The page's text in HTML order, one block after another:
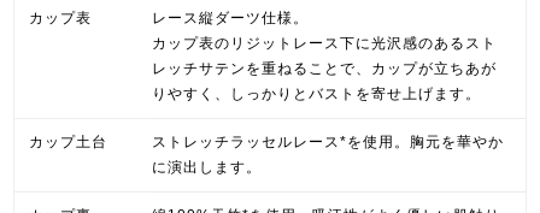
カップ表
レース縦ダーツ仕様。
カップ表のリジットレース下に光沢感のあるスト
レッチサテンを重ねることで、カップが立ちあが
りやすく、しっかりとバストを寄せ上げます。
カップ土台
ストレッチラッセルレース*を使用。胸元を華やか
に演出します。